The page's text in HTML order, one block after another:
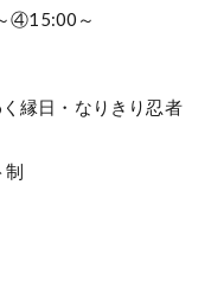
④15:00～
縁日・なりきり忍者
制